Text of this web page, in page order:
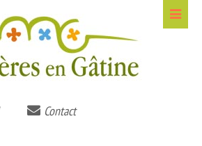
Contact